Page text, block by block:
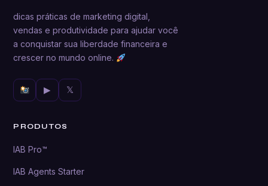
dicas práticas de marketing digital,
vendas e produtividade para ajudar você
a conquistar sua liberdade financeira e
crescer no mundo online.
▶ 𝕏
PRODUTOS
IAB Pro™
IAB Agents Starter